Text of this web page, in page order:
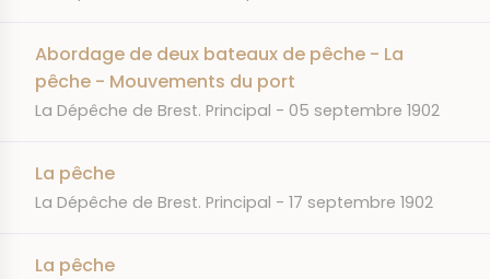
Abordage de deux bateaux de pêche - La
pêche - Mouvements du port
JOURNAL
La Dépêche de Brest. Principal DATE
05 septembre 1902
La pêche
JOURNAL
La Dépêche de Brest. Principal DATE
17 septembre 1902
La pêche